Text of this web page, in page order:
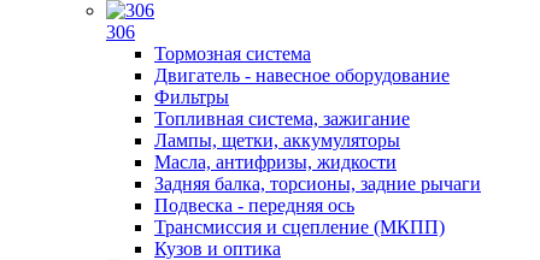
306
Тормозная система
Двигатель - навесное оборудование
Фильтры
Топливная система, зажигание
Лампы, щетки, аккумуляторы
Масла, антифризы, жидкости
Задняя балка, торсионы, задние рычаги
Подвеска - передняя ось
Трансмиссия и сцепление (МКПП)
Кузов и оптика